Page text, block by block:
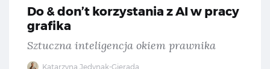
Do & don’t korzystania z AI w pracy
grafika
Sztuczna inteligencja okiem prawnika
Katarzyna Jedynak-Gierada